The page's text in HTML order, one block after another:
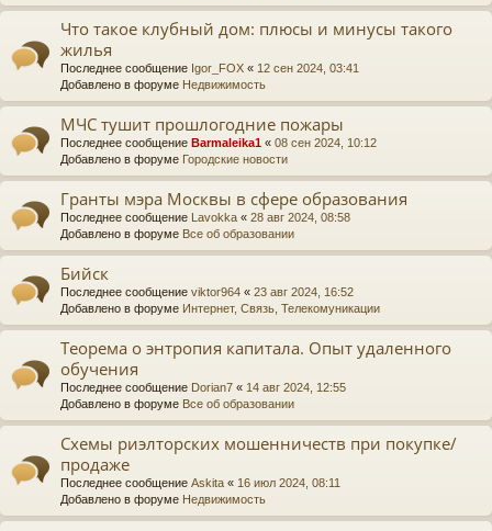
Что такое клубный дом: плюсы и минусы такого
жилья
Последнее сообщение Igor_FOX « 12 сен 2024, 03:41
Добавлено в форуме Недвижимость
МЧС тушит прошлогодние пожары
Последнее сообщение Barmaleika1 « 08 сен 2024, 10:12
Добавлено в форуме Городские новости
Гранты мэра Москвы в сфере образования
Последнее сообщение Lavokka « 28 авг 2024, 08:58
Добавлено в форуме Все об образовании
Бийск
Последнее сообщение viktor964 « 23 авг 2024, 16:52
Добавлено в форуме Интернет, Связь, Телекомуникации
Теорема о энтропия капитала. Опыт удаленного
обучения
Последнее сообщение Dorian7 « 14 авг 2024, 12:55
Добавлено в форуме Все об образовании
Схемы риэлторских мошенничеств при покупке/
продаже
Последнее сообщение Askita « 16 июл 2024, 08:11
Добавлено в форуме Недвижимость